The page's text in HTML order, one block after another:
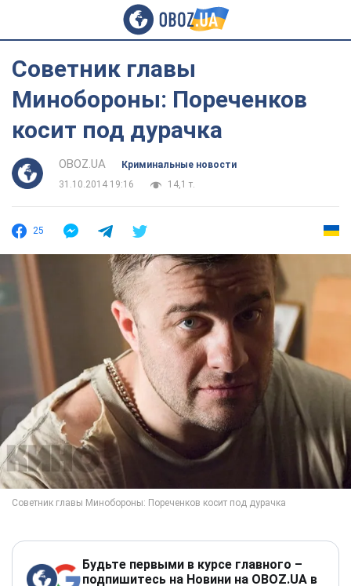
Советник главы
Минобороны: Пореченков
косит под дурачка
OBOZ.UA
Криминальные новости
31.10.2014 19:16
14,1 т.
25
Будьте первыми в курсе главного –
подпишитесь на Новини на OBOZ.UA в